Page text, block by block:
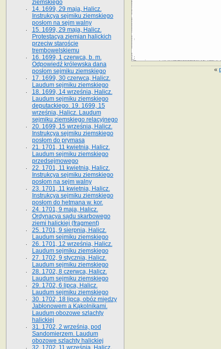
«
ziemskiego
14. 1699, 29 maja, Halicz.
Instrukcya sejmiku ziemskiego
posłom na sejm walny
15. 1699, 29 maja, Halicz.
Protestacya ziemian halickich
przeciw staroście
trembowelskiemu
16. 1699, 1 czerwca, b. m.
Odpowiedź królewska dana
posłom sejmiku ziemskiego
17. 1699, 30 czerwca, Halicz.
Laudum sejmiku ziemskiego
18. 1699, 14 września, Halicz.
Laudum sejmiku ziemskiego
deputackiego. 19. 1699, 15
września, Halicz. Laudum
sejmiku ziemskiego relacyjnego
20. 1699, 15 września, Halicz.
Instrukcya sejmiku ziemskiego
posłom do prymasa
21. 1701, 11 kwietnia, Halicz.
Laudum sejmiku ziemskiego
przedsejmowego
22. 1701, 11 kwietnia, Halicz.
Instrukcya sejmiku ziemskiego
posłom na sejm walny
23. 1701, 11 kwietnia, Halicz.
Instrukcya sejmiku ziemskiego
posłom do hetmana w. kor.
24. 1701, 9 maja, Halicz.
Ordynacya sądu skarbowego
ziemi halickiej (fragment)
25. 1701, 9 sierpnia, Halicz.
Laudum sejmiku ziemskiego
26. 1701, 12 września, Halicz.
Laudum sejmiku ziemskiego
27. 1702, 9 stycznia, Halicz.
Laudum sejmiku ziemskiego
28. 1702, 8 czerwca, Halicz.
Laudum sejmiku ziemskiego
29. 1702, 6 lipca, Halicz.
Laudum sejmiku ziemskiego
30. 1702, 18 lipca, obóz między
Jabłonowem a Kąkolnikami.
Laudum obozowe szlachty
halickiej
31. 1702, 2 września, pod
Sandomierzem. Laudum
obozowe szlachty halickiej
32. 1702, 11 września, Halicz.